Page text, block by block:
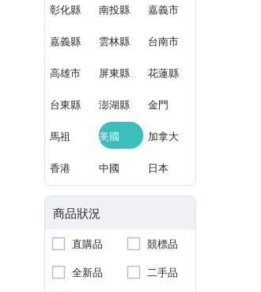
彰化縣 南投縣 嘉義市
嘉義縣 雲林縣 台南市
高雄市 屏東縣 花蓮縣
台東縣 澎湖縣 金門
馬祖 美國 加拿大
香港 中國 日本
商品狀況
直購品
競標品
全新品
二手品